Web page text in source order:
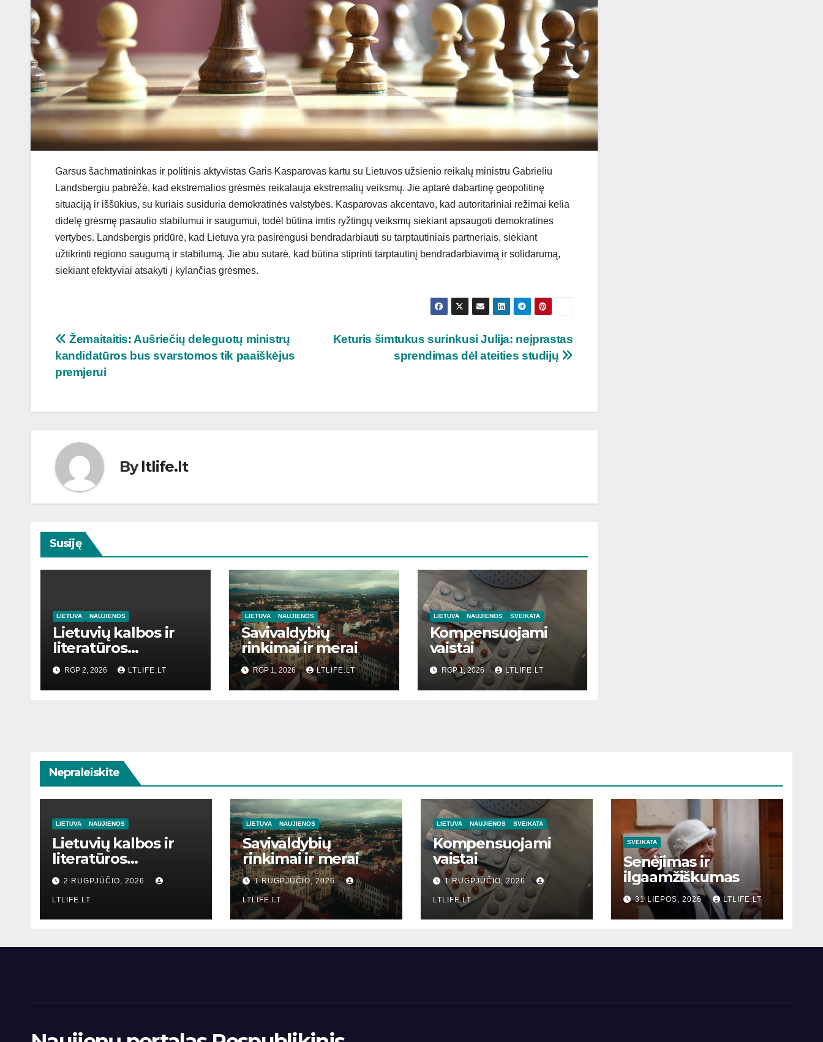
Garsus šachmatininkas ir politinis aktyvistas Garis Kasparovas kartu su Lietuvos užsienio reikalų ministru Gabrieliu
Landsbergiu pabrėžė, kad ekstremalios grėsmės reikalauja ekstremalių veiksmų. Jie aptarė dabartinę geopolitinę
situaciją ir iššūkius, su kuriais susiduria demokratinės valstybės. Kasparovas akcentavo, kad autoritariniai režimai kelia
didelę grėsmę pasaulio stabilumui ir saugumui, todėl būtina imtis ryžtingų veiksmų siekiant apsaugoti demokratines
vertybes. Landsbergis pridūrė, kad Lietuva yra pasirengusi bendradarbiauti su tarptautiniais partneriais, siekiant
užtikrinti regiono saugumą ir stabilumą. Jie abu sutarė, kad būtina stiprinti tarptautinį bendradarbiavimą ir solidarumą,
siekiant efektyviai atsakyti į kylančias grėsmes.
Navigacija
tarp
Keturis šimtukus surinkusi Julija: neįprastas
sprendimas dėl ateities studijų
Žemaitaitis: Aušriečių deleguotų ministrų
kandidatūros bus svarstomos tik paaiškėjus
premjerui
Byltlife.lt
Susiję
LIETUVA NAUJIENOS
Lietuvių kalbos ir
literatūros
mokymas
RGP 2, 2026 LTLIFE.LT
LIETUVA NAUJIENOS
Savivaldybių
rinkimai ir merai
RGP 1, 2026 LTLIFE.LT
LIETUVA NAUJIENOS SVEIKATA
Kompensuojami
vaistai
RGP 1, 2026 LTLIFE.LT
Nepraleiskite
LIETUVA NAUJIENOS
Lietuvių kalbos ir
literatūros
mokymas
2 RUGPJŪČIO, 2026
LTLIFE.LT
LIETUVA NAUJIENOS
Savivaldybių
rinkimai ir merai
1 RUGPJŪČIO, 2026
LTLIFE.LT
LIETUVA NAUJIENOS SVEIKATA
Kompensuojami
vaistai
1 RUGPJŪČIO, 2026
LTLIFE.LT
SVEIKATA
Senėjimas ir
ilgaamžiškumas
31 LIEPOS, 2026 LTLIFE.LT